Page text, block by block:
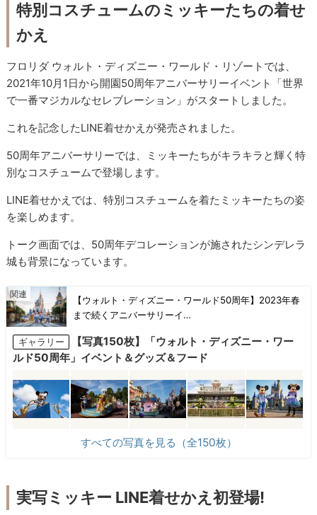
特別コスチュームのミッキーたちの着せ
かえ
フロリダ ウォルト・ディズニー・ワールド・リゾートでは、
2021年10月1日から開園50周年アニバーサリーイベント「世界
で一番マジカルなセレブレーション」がスタートしました。
これを記念したLINE着せかえが発売されました。
50周年アニバーサリーでは、ミッキーたちがキラキラと輝く特
別なコスチュームで登場します。
LINE着せかえでは、特別コスチュームを着たミッキーたちの姿
を楽しめます。
トーク画面では、50周年デコレーションが施されたシンデレラ
城も背景になっています。
【ウォルト・ディズニー・ワールド50周年】2023年春
まで続くアニバーサリーイ…
ギャラリー
【写真150枚】「ウォルト・ディズニー・ワー
ルド50周年」イベント＆グッズ＆フード
すべての写真を見る（全150枚）
実写ミッキー LINE着せかえ初登場!